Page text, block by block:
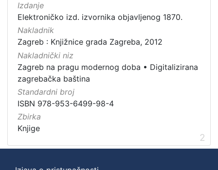
Izdanje
Elektroničko izd. izvornika objavljenog 1870.
Nakladnik
Zagreb : Knjižnice grada Zagreba, 2012
Nakladnički niz
Zagreb na pragu modernog doba • Digitalizirana
zagrebačka baština
Standardni broj
ISBN 978-953-6499-98-4
Zbirka
Knjige
2